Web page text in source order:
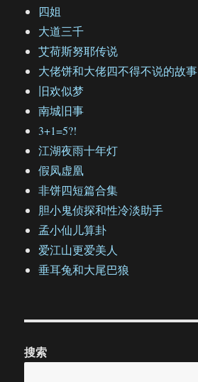
四姐
大道三千
艾荷斯努耶传说
大佬饼和大佬四不得不说的故事
旧欢似梦
南城旧事
3+1=5?!
江湖夜雨十年灯
假凤虚凰
非饼四短篇合集
胆小鬼侦探和性冷淡助手
孟小仙儿算卦
爱江山更爱美人
垂耳兔和大尾巴狼
搜索